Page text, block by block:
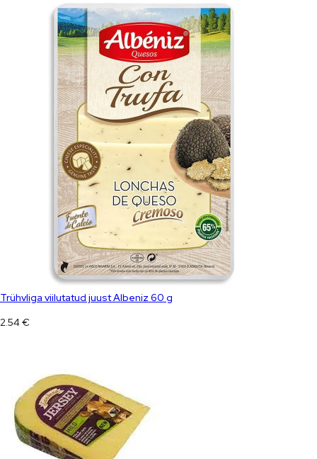
Trühvliga viilutatud juust Albeniz 60 g
2.54€